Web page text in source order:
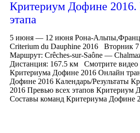
Критериум Дофине 2016.
этапа
5 июня — 12 июня Рона-
Criterium du Dauphine 2016 Вторник
Маршрут: Crêches-sur-Saône —
Дистанция: 167.5 км Смотрите видео
Критериума Дофине 2016 Онлайн
Дофине 2016 Календарь/Результаты
2016 Превью всех этапов Критериум
Составы команд Критериума Дофине